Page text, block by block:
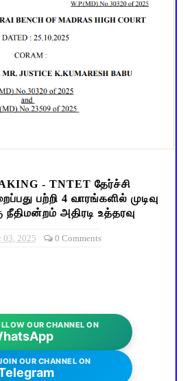
- TNTET தேர்ச்சி
பற்றி 4 வாரங்களில் முடிவு
நீதிமன்றம் அதிரடி உத்தரவு
03, 2025 0 Comments
OUR CHANNEL ON
OUR CHANNEL ON